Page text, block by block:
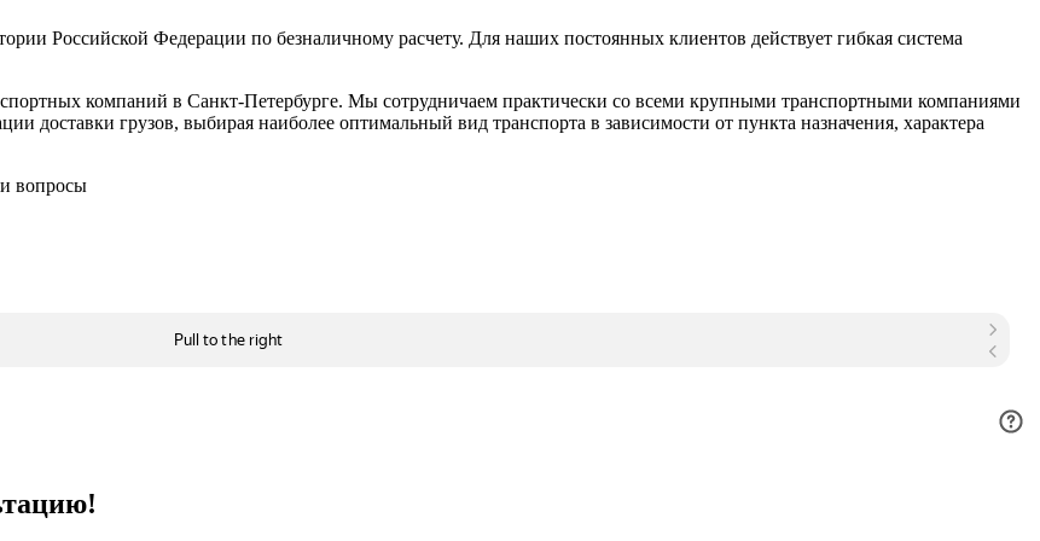
Российской Федерации по безналичному расчету. Для наших постоянных клиентов действует гибкая система
компаний в Санкт-Петербурге. Мы сотрудничаем практически со всеми крупными транспортными компаниями
доставки грузов, выбирая наиболее оптимальный вид транспорта в зависимости от пункта назначения, характера
вопросы